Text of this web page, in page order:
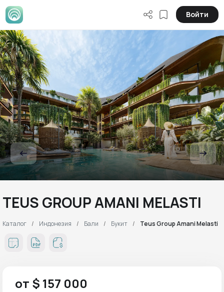
Войти
TEUS GROUP AMANI MELASTI
Каталог Индонезия Бали Букит Teus Group Amani Melasti
от $ 157 000